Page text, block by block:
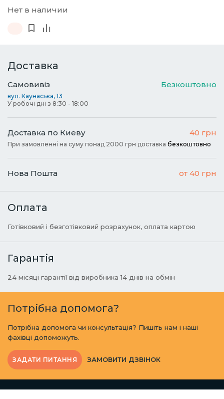
Нет в наличии
Доставка
Самовивіз Безкоштовно
вул. Каунаська, 13
У робочі дні з 8:30 - 18:00
Доставка по Киеву 40 грн
При замовленні на суму понад 2000 грн доставка безкоштовно
Нова Пошта от 40 грн
Оплата
Готівковий і безготівковий розрахунок, оплата картою
Гарантія
24 місяці гарантії від виробника 14 днів на обмін
Потрібна допомога?
Потрібна допомога чи консультація? Пишіть нам і наші
фахівці допоможуть.
ЗАДАТИ ПИТАННЯ ЗАМОВИТИ ДЗВІНОК